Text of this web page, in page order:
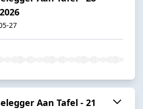
27
Aan Tafel - 21